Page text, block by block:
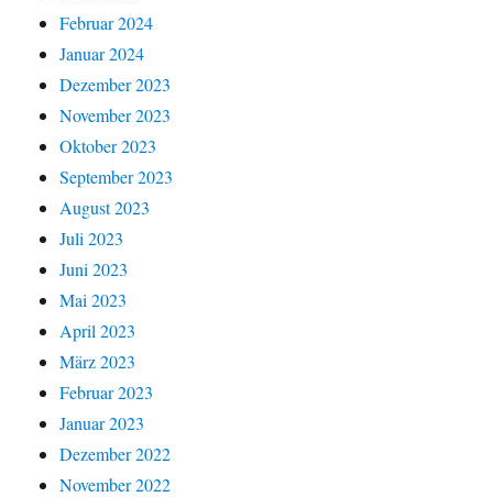
Februar 2024
Januar 2024
Dezember 2023
November 2023
Oktober 2023
September 2023
August 2023
Juli 2023
Juni 2023
Mai 2023
April 2023
März 2023
Februar 2023
Januar 2023
Dezember 2022
November 2022